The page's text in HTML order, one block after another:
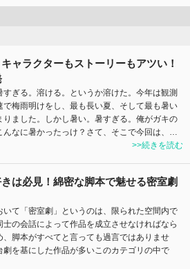
ャラクターもストーリーもアツい！
すぎる。溶ける。というか溶けた。今年は観測
で梅雨明けをし、最も長い夏、そして最も暑い
りました。しかし暑い。暑すぎる。俺がガキの
んなに暑かったっけ？さて、そこで今回は、…
>>続きを読む
は必見！綿密な脚本で魅せる密室劇
いて「密室劇」というのは、限られた空間内で
士の会話によって作品を成立させなければなら
、脚本がすべてと言っても過言ではありませ
劇を基にした作品が多いこのカテゴリの中で